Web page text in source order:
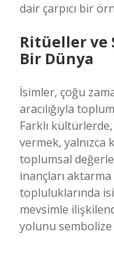
dair çarpıcı bir
Ritüeller ve
Bir Dünya
İsimler, çoğu
aracılığıyla
Farklı
vermek, yalnızca
toplumsal
inançları
topluluklarında
mevsimle
yolunu sembolize